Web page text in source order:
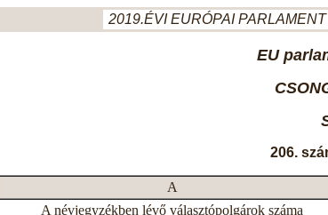
2019.ÉVI EURÓPAI
EU
206.
A
A névjegyzékben lévő választópolgárok száma